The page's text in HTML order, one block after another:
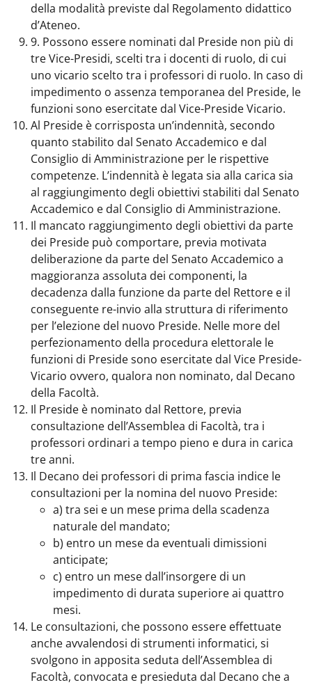
della modalità previste dal Regolamento didattico
d’Ateneo.
9. Possono essere nominati dal Preside non più di
tre Vice-Presidi, scelti tra i docenti di ruolo, di cui
uno vicario scelto tra i professori di ruolo. In caso di
impedimento o assenza temporanea del Preside, le
funzioni sono esercitate dal Vice-Preside Vicario.
Al Preside è corrisposta un’indennità, secondo
quanto stabilito dal Senato Accademico e dal
Consiglio di Amministrazione per le rispettive
competenze. L’indennità è legata sia alla carica sia
al raggiungimento degli obiettivi stabiliti dal Senato
Accademico e dal Consiglio di Amministrazione.
Il mancato raggiungimento degli obiettivi da parte
dei Preside può comportare, previa motivata
deliberazione da parte del Senato Accademico a
maggioranza assoluta dei componenti, la
decadenza dalla funzione da parte del Rettore e il
conseguente re-invio alla struttura di riferimento
per l’elezione del nuovo Preside. Nelle more del
perfezionamento della procedura elettorale le
funzioni di Preside sono esercitate dal Vice Preside-
Vicario ovvero, qualora non nominato, dal Decano
della Facoltà.
Il Preside è nominato dal Rettore, previa
consultazione dell’Assemblea di Facoltà, tra i
professori ordinari a tempo pieno e dura in carica
tre anni.
Il Decano dei professori di prima fascia indice le
consultazioni per la nomina del nuovo Preside:
a) tra sei e un mese prima della scadenza
naturale del mandato;
b) entro un mese da eventuali dimissioni
anticipate;
c) entro un mese dall’insorgere di un
impedimento di durata superiore ai quattro
mesi.
Le consultazioni, che possono essere effettuate
anche avvalendosi di strumenti informatici, si
svolgono in apposita seduta dell’Assemblea di
Facoltà, convocata e presieduta dal Decano che a